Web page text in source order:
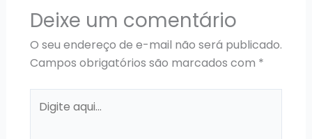
Deixe um comentário
O seu endereço de e-mail não será publicado.
Campos obrigatórios são marcados com *
aqui...